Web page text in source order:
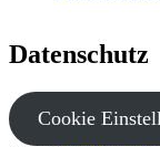
Datenschutz
Cookie